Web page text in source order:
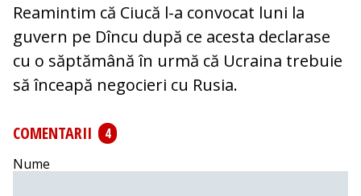
Reamintim că Ciucă l-a convocat luni la
guvern pe Dîncu după ce acesta declarase
cu o săptămână în urmă că Ucraina trebuie
să înceapă negocieri cu Rusia.
COMENTARII
4
Nume